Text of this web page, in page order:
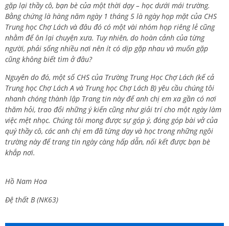
gặp lại thầy cô, bạn bè của một thời dạy – học dưới mái trường.
Bằng chứng là hàng năm ngày 1 tháng 5 là ngày họp mặt của CHS
Trung học Chợ Lách và đâu đó có một vài nhóm họp riêng lẻ cũng
nhằm để ôn lại chuyện xưa. Tuy nhiên, do hoàn cảnh của từng
người, phải sống nhiều nơi nên ít có dịp gặp nhau và muốn gặp
cũng không biết tìm ở đâu?
Nguyên do đó, một số CHS của Trường Trung Học Chợ Lách (kể cả
Trung học Chợ Lách A và Trung học Chợ Lách B) yêu cầu chúng tôi
nhanh chóng thành lập Trang tin này để anh chị em xa gần có nơi
thăm hỏi, trao đổi những ý kiến cũng như giải trí cho một ngày làm
việc mệt nhọc. Chúng tôi mong được sự góp ý, đóng góp bài vở của
quý thầy cô, các anh chị em đã từng dạy và học trong những ngôi
trường này để trang tin ngày càng hấp dẫn, nối kết được bạn bè
khắp nơi.
Hồ Nam Hoa
Đệ thất B (NK63)